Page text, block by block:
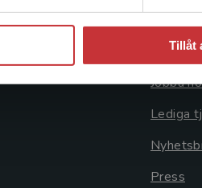
Tillåt
GDPR
Jobba
Lediga
Press